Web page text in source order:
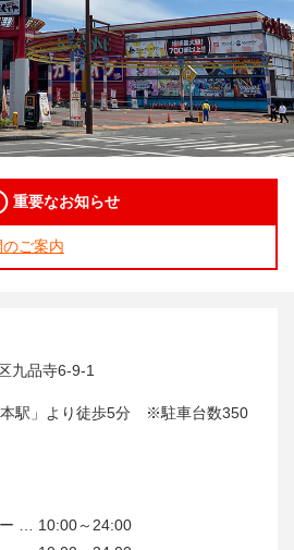
重要なお知らせ
ご案内
九品寺6-9-1
本駅」より徒歩5分 ※駐車台数350
… 10:00～24:00